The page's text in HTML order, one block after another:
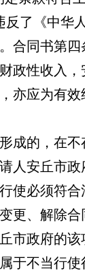
了《中华
合同书第
政性收入
亦应为有效
成的，在
人安丘市
使必须符
更、解除
市政府的
于不当行